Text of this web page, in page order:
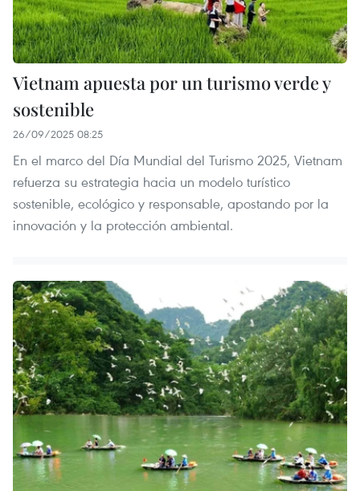
Vietnam apuesta por un turismo verde y
sostenible
26/09/2025 08:25
En el marco del Día Mundial del Turismo 2025, Vietnam
refuerza su estrategia hacia un modelo turístico
sostenible, ecológico y responsable, apostando por la
innovación y la protección ambiental.